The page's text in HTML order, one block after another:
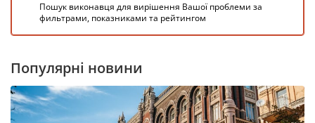
Пошук виконавця для вирішення Вашої проблеми за
фильтрами, показниками та рейтингом
Популярні новини